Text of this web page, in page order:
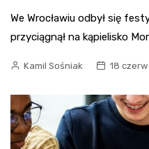
We Wrocławiu odbył się
przyciągnął na kąpielisko
Kamil Sośniak 18